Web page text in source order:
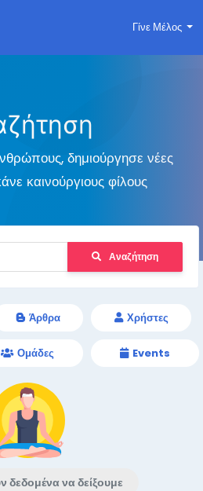
Γίνε Μέλος
δημιούργησε νέες
καινούργιους φίλους
Αναζήτηση
Άρθρα Χρήστες
Ομάδες Events
δεδομένα να δείξουμε